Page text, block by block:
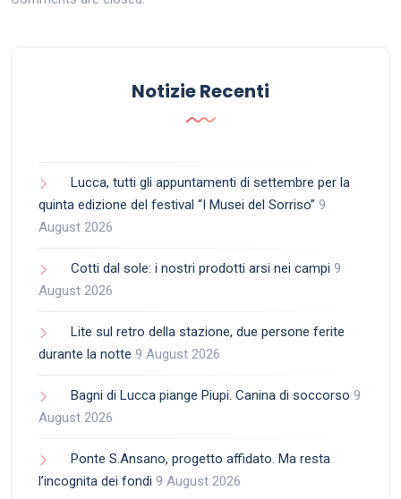
Notizie Recenti
Lucca, tutti gli appuntamenti di settembre per la
quinta edizione del festival “I Musei del Sorriso” 9
August 2026
Cotti dal sole: i nostri prodotti arsi nei campi 9
August 2026
Lite sul retro della stazione, due persone ferite
durante la notte 9 August 2026
Bagni di Lucca piange Piupi. Canina di soccorso 9
August 2026
Ponte S.Ansano, progetto affidato. Ma resta
l’incognita dei fondi 9 August 2026